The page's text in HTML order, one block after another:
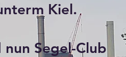
Kiel.
Segel-Club